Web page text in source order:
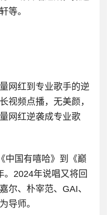
等。
网红到专业歌手的逆
视频点播，无美颜，
网红逆袭成专业歌
中国有嘻哈》到《巅
。2024年说唱又将回
尔、朴宰范、GAI、
导师。